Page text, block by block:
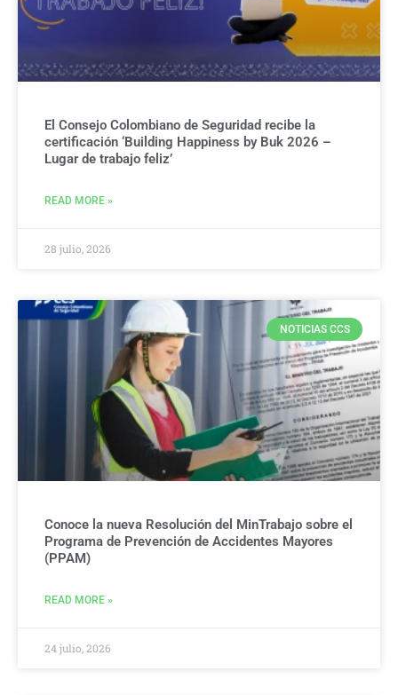
El Consejo Colombiano de Seguridad recibe la
certificación ‘Building Happiness by Buk 2026 –
Lugar de trabajo feliz’
READ MORE »
28 julio, 2026
NOTICIAS CCS
Conoce la nueva Resolución del MinTrabajo sobre el
Programa de Prevención de Accidentes Mayores
(PPAM)
READ MORE »
24 julio, 2026